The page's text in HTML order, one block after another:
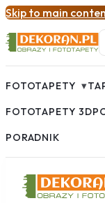
Skip to main
FOTOTAPETY ▾
FOTOTAPETY 3D
PORADNIK